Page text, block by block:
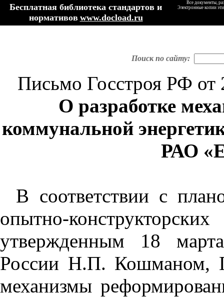
Бесплатная библиотека стандартов и
нормативов www.docload.ru
Все документы,
Электронные копии
Поиск по сайту:
Письмо Госстроя РФ
О разработке
коммунальной
РАО
В соответствии с
опытно-
утвержденным 18
России Н.П. Кошманом,
механизмы